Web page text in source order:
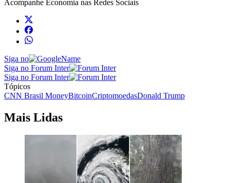
Acompanhe Economia nas Redes Sociais
Siga no
Siga no Forum Inter
Siga no Forum Inter
Tópicos
CNN Brasil MoneyBitcoinCriptomoedasDonald Trump
Mais Lidas